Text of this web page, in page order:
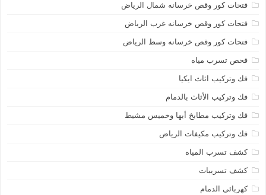
فتحات كور وقص خرسانه شمال الرياض
فتحات كور وقص خرسانه غرب الرياض
فتحات كور وقص خرسانه وسط الرياض
فحص تسرب مياه
فك وتركيب اثاث ايكيا
فك وتركيب الأثاث بالدمام
فك وتركيب مطابخ أبها وخميس مشيط
فك وتركيب مكيفات الرياض
كشف تسرب المياه
كشف تسريبات
كهربائى الدمام